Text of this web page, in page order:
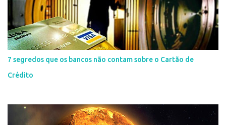
7 segredos que os bancos não contam sobre o Cartão de
Crédito